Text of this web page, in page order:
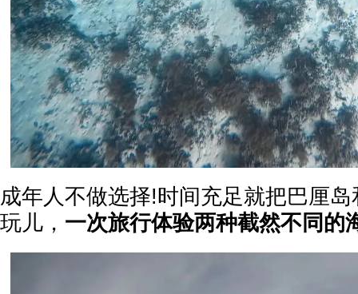
成年人不做选择!时间充足就把巴厘
玩儿， 一次旅行体验两种截然不同的